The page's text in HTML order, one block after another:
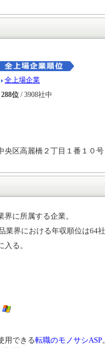
全上場企業
288位 / 3908社中
央区高麗橋２丁目１番１０号
に所属する企業。
業界における年収順位は64
る。
用できる転職のモノサシASP。